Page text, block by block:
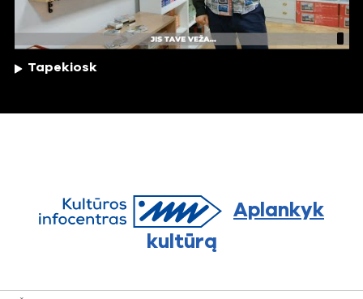
Tapekiosk
Aplankyk
kultūrą